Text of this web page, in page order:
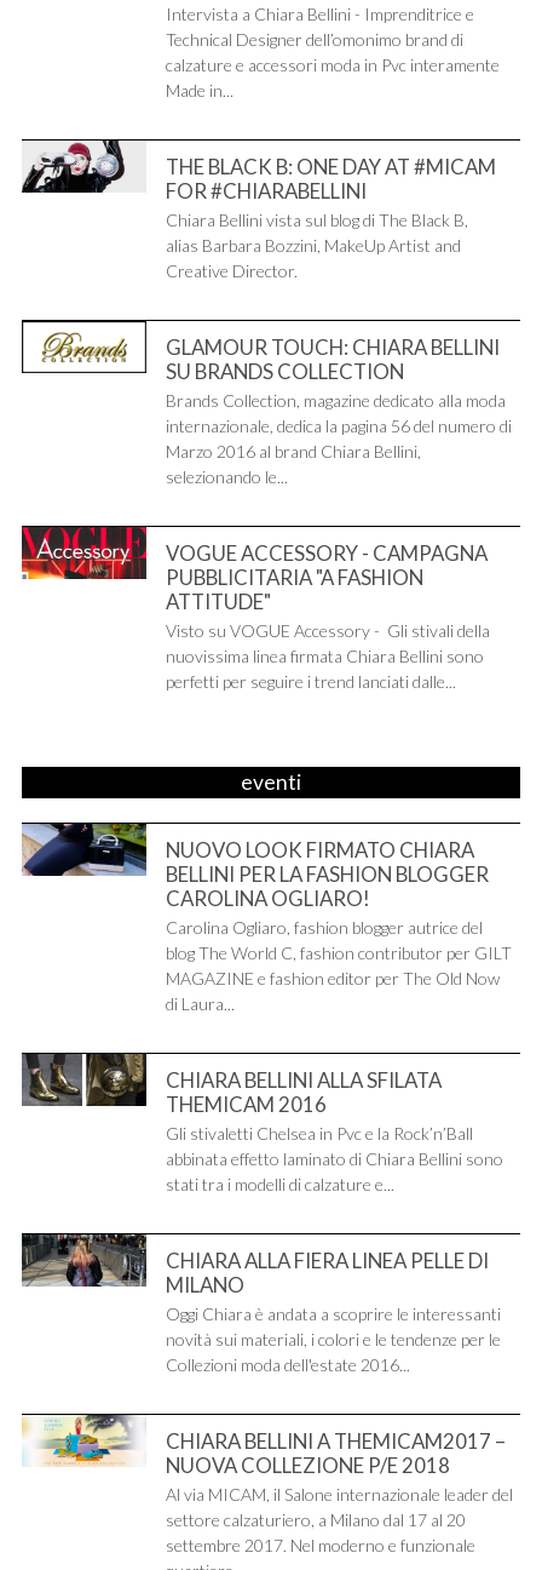
Intervista a Chiara Bellini - Imprenditrice e
Technical Designer dell’omonimo brand di
calzature e accessori moda in Pvc interamente
Made in...
THE BLACK B: ONE DAY AT #MICAM
FOR #CHIARABELLINI
Chiara Bellini vista sul blog di The Black B,
alias Barbara Bozzini, MakeUp Artist and
Creative Director.
GLAMOUR TOUCH: CHIARA BELLINI
SU BRANDS COLLECTION
Brands Collection, magazine dedicato alla moda
internazionale, dedica la pagina 56 del numero di
Marzo 2016 al brand Chiara Bellini,
selezionando le...
VOGUE ACCESSORY - CAMPAGNA
PUBBLICITARIA "A FASHION
ATTITUDE"
Visto su VOGUE Accessory - Gli stivali della
nuovissima linea firmata Chiara Bellini sono
perfetti per seguire i trend lanciati dalle...
eventi
NUOVO LOOK FIRMATO CHIARA
BELLINI PER LA FASHION BLOGGER
CAROLINA OGLIARO!
Carolina Ogliaro, fashion blogger autrice del
blog The World C, fashion contributor per GILT
MAGAZINE e fashion editor per The Old Now
di Laura...
CHIARA BELLINI ALLA SFILATA
THEMICAM 2016
Gli stivaletti Chelsea in Pvc e la Rock’n’Ball
abbinata effetto laminato di Chiara Bellini sono
stati tra i modelli di calzature e...
CHIARA ALLA FIERA LINEA PELLE DI
MILANO
Oggi Chiara è andata a scoprire le interessanti
novità sui materiali, i colori e le tendenze per le
Collezioni moda dell'estate 2016...
CHIARA BELLINI A THEMICAM2017 –
NUOVA COLLEZIONE P/E 2018
Al via MICAM, il Salone internazionale leader del
settore calzaturiero, a Milano dal 17 al 20
settembre 2017. Nel moderno e funzionale